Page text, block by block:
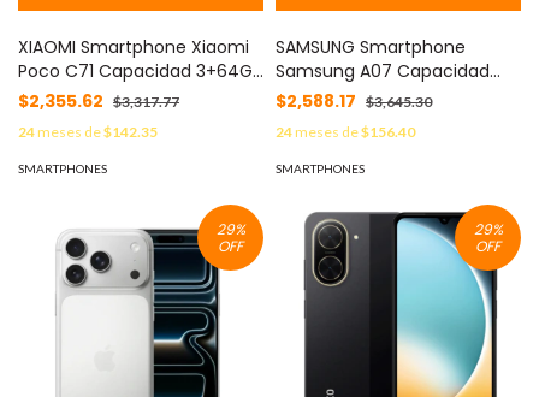
XIAOMI Smartphone Xiaomi
Poco C71 Capacidad 3+64Gb
Color Dorado MOD: POCO
C71-3+64-DORADO
$2,355.62 $3,317.77
24meses de$142.35
SMARTPHONES
SAMSUNG Smartphone
Samsung A07 Capacidad
4+64GB Color Verde MOD:
SAM-A07-4+64-VERDE
$2,588.17 $3,645.30
24meses de$156.40
SMARTPHONES
29%
OFF
29%
OFF